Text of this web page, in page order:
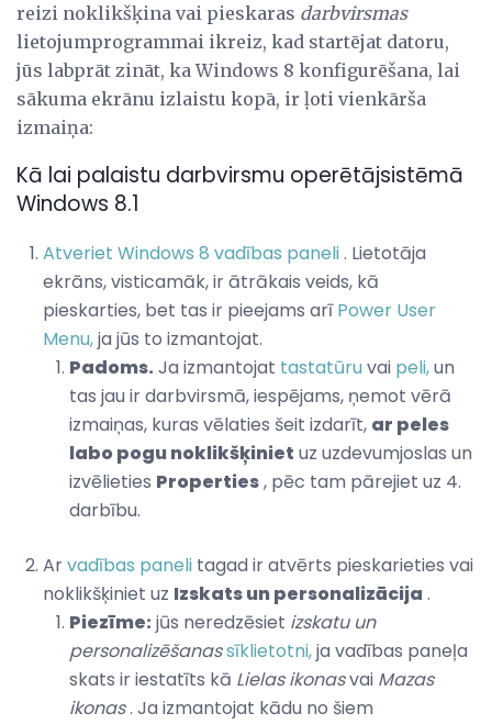
reizi noklikšķina vai pieskaras darbvirsmas
lietojumprogrammai ikreiz, kad startējat datoru,
jūs labprāt zināt, ka Windows 8 konfigurēšana, lai
sākuma ekrānu izlaistu kopā, ir ļoti vienkārša
izmaiņa:
Kā lai palaistu darbvirsmu operētājsistēmā
Windows 8.1
Atveriet Windows 8 vadības paneli. Lietotāja
ekrāns, visticamāk, ir ātrākais veids, kā
pieskarties, bet tas ir pieejams arīPower User
Menu,ja jūs to izmantojat.
Padoms. Ja izmantojat tastatūruvai peli,un
tas jau ir darbvirsmā, iespējams, ņemot vērā
izmaiņas, kuras vēlaties šeit izdarīt, ar peles
labo pogu noklikšķiniet uz uzdevumjoslas un
izvēlieties Properties, pēc tam pārejiet uz 4.
darbību.
Arvadības paneli tagad ir atvērts pieskarieties vai
noklikšķiniet uz Izskats un personalizācija .
Piezīme: jūs neredzēsiet izskatu un
personalizēšanassīklietotni,ja vadības paneļa
skats ir iestatīts kā Lielas ikonasvai Mazas
ikonas. Ja izmantojat kādu no šiem